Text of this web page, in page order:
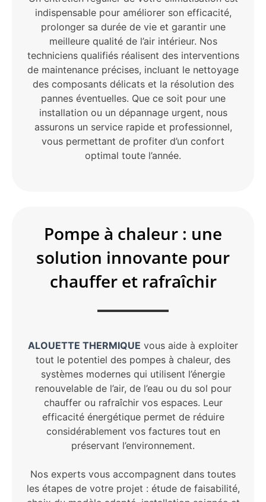
indispensable pour améliorer son efficacité,
prolonger sa durée de vie et garantir une
meilleure qualité de l’air intérieur. Nos
techniciens qualifiés réalisent des interventions
de maintenance précises, incluant le nettoyage
des composants délicats et la résolution des
pannes éventuelles. Que ce soit pour une
installation ou un dépannage urgent, nous
assurons un service rapide et professionnel,
vous permettant de profiter d’un confort
optimal toute l’année.
Pompe à chaleur : une
solution innovante pour
chauffer et rafraîchir
ALOUETTE THERMIQUE vous aide à exploiter
tout le potentiel des pompes à chaleur, des
systèmes modernes qui utilisent l’énergie
renouvelable de l’air, de l’eau ou du sol pour
chauffer ou rafraîchir vos espaces. Leur
efficacité énergétique permet de réduire
considérablement vos factures tout en
préservant l’environnement.
Nos experts vous accompagnent dans toutes
les étapes de votre projet : étude de faisabilité,